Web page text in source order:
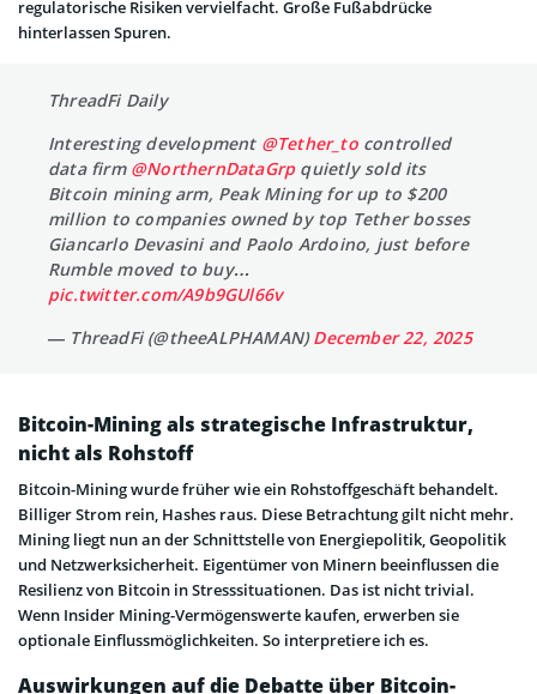
regulatorische Risiken vervielfacht. Große Fußabdrücke
hinterlassen Spuren.
ThreadFi Daily
Interesting development @Tether_tocontrolled
data firm @NorthernDataGrpquietly sold its
Bitcoin mining arm, Peak Mining for up to $200
million to companies owned by top Tether bosses
Giancarlo Devasini and Paolo Ardoino, just before
Rumble moved to buy…
pic.twitter.com/A9b9GUl66v
— ThreadFi (@theeALPHAMAN)December 22, 2025
Bitcoin-Mining als strategische Infrastruktur,
nicht als Rohstoff
Bitcoin-Mining wurde früher wie ein Rohstoffgeschäft behandelt.
Billiger Strom rein, Hashes raus. Diese Betrachtung gilt nicht mehr.
Mining liegt nun an der Schnittstelle von Energiepolitik, Geopolitik
und Netzwerksicherheit. Eigentümer von Minern beeinflussen die
Resilienz von Bitcoin in Stresssituationen. Das ist nicht trivial.
Wenn Insider Mining-Vermögenswerte kaufen, erwerben sie
optionale Einflussmöglichkeiten. So interpretiere ich es.
Auswirkungen auf die Debatte über Bitcoin-